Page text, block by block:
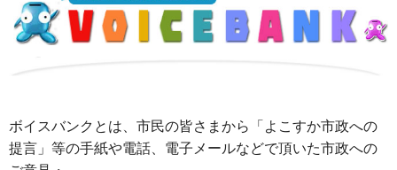
ボイスバンクとは、市民の皆さまから「よこすか市政への
提言」等の手紙や電話、電子メールなどで頂いた市政への